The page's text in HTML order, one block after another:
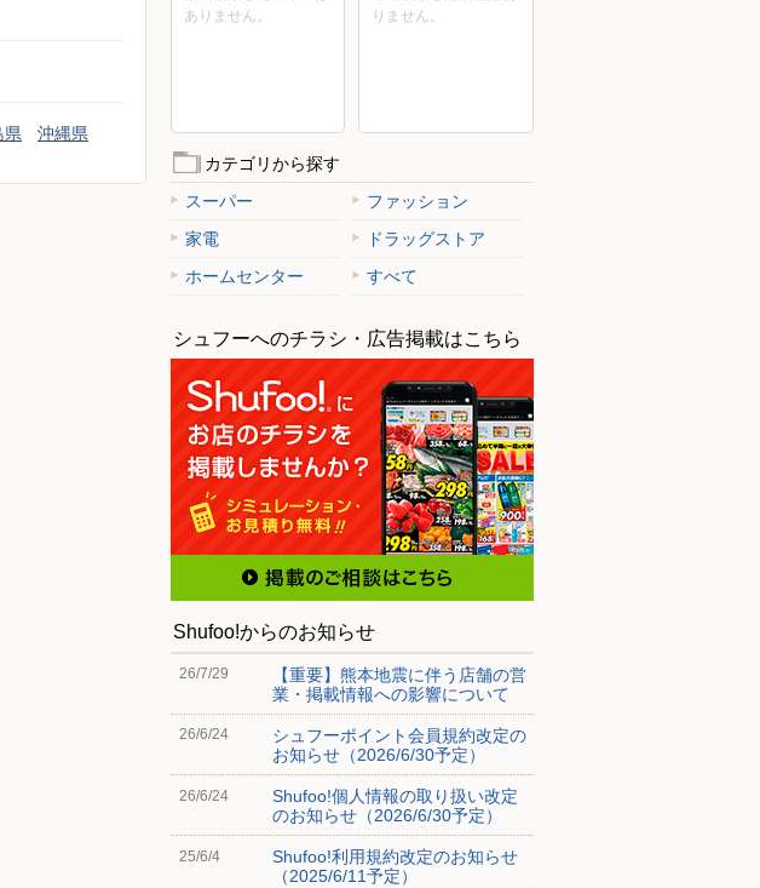
県 沖縄県
ありません。
りません。
カテゴリから探す
スーパー
ファッション
家電
ドラッグストア
ホームセンター
すべて
シュフーへのチラシ・広告掲載はこちら
Shufoo!からのお知らせ
26/7/29
【重要】熊本地震に伴う店舗の営
業・掲載情報への影響について
26/6/24
シュフーポイント会員規約改定の
お知らせ（2026/6/30予定）
26/6/24
Shufoo!個人情報の取り扱い改定
のお知らせ（2026/6/30予定）
25/6/4
Shufoo!利用規約改定のお知らせ
（2025/6/11予定）